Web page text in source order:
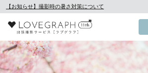
【お知らせ】撮影時の暑さ対策について